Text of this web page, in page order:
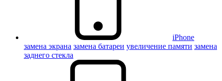
iPhone
замена экрана замена батареи увеличение памяти замена
заднего стекла